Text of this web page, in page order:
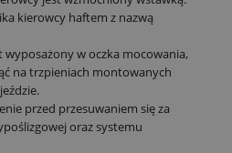
kierowcy haftem z nazwą
wyposażony w oczka mocowania,
na trzpieniach montowanych
przed przesuwaniem się za
oraz systemu